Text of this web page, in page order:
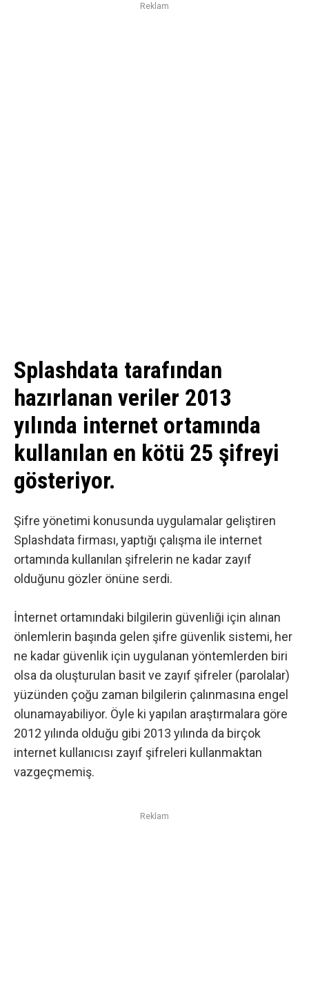
Reklam
Splashdata tarafından
hazırlanan veriler 2013
yılında internet ortamında
kullanılan en kötü 25 şifreyi
gösteriyor.
Şifre yönetimi konusunda uygulamalar geliştiren
Splashdatafirması, yaptığı çalışma ile internet
ortamında kullanılan şifrelerin ne kadar zayıf
olduğunu gözler önüne serdi.
İnternet ortamındaki bilgilerin güvenliği için alınan
önlemlerin başında gelen şifre güvenlik sistemi, her
ne kadar güvenlik için uygulanan yöntemlerden biri
olsa da oluşturulan basit ve zayıf şifreler (parolalar)
yüzünden çoğu zaman bilgilerin çalınmasına engel
olunamayabiliyor. Öyle ki yapılan araştırmalara göre
2012 yılında olduğu gibi 2013 yılında da birçok
internet kullanıcısı zayıf şifreleri kullanmaktan
vazgeçmemiş.
Reklam